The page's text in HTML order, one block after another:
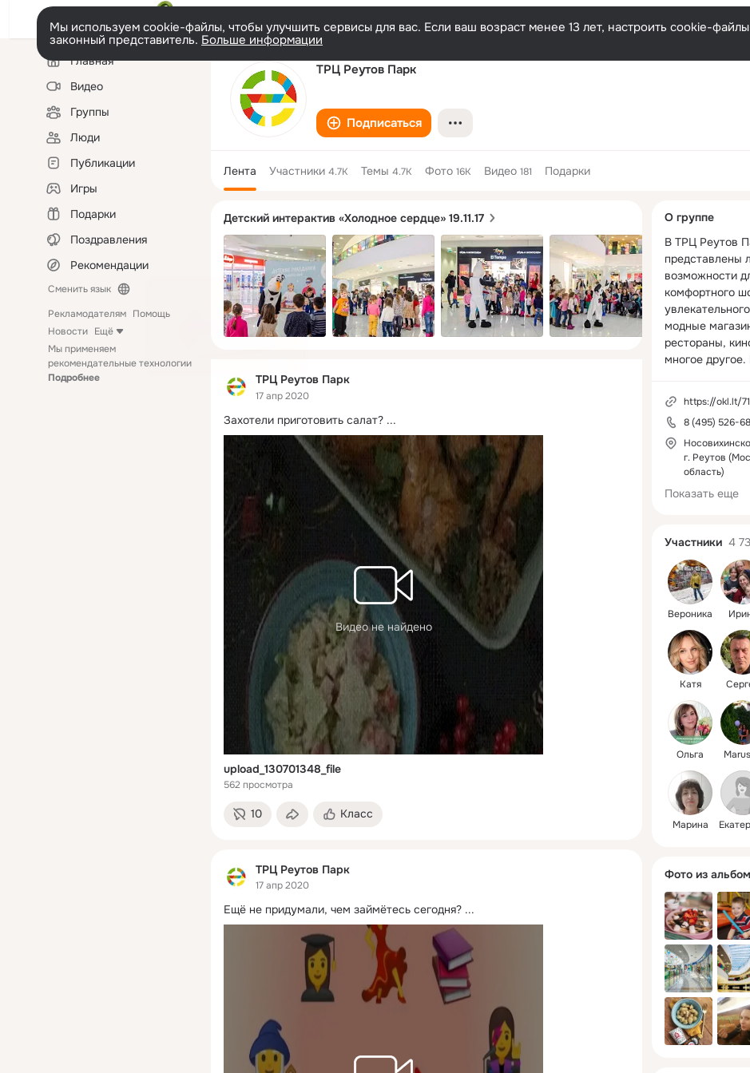
Мы используем cookie-файлы, чтобы улучшить сервисы для вас. Если ваш возраст менее 13 лет, настроить cookie-
законный представитель. Больше информации
Левая
колонкаГлавная
Видео
Группы
Люди
Публикации
Игры
Подарки
Поздравления
Рекомендации
Сменить язык
Рекламодателям Помощь
Новости Ещё
Мы применяем
рекомендательные технологии
Подробнее
ТРЦ Реутов Парк
Подписаться
Лента Участники 4.7K Темы 4.7K Фото 16K Видео 181 Подарки
Детский интерактив «Холодное сердце» 19.11.17
ТРЦ Реутов Парк
17 апр 2020
Захотели приготовить салат? ...
Видео не найдено
upload_130701348_file
562 просмотра
10 Класс
ТРЦ Реутов Парк
17 апр 2020
Ещё не придумали, чем займётесь сегодня? ...
колонка
О группе
В ТРЦ Реутов
представлены
возможности
комфортного
модные
рестораны,
многое
двухуровневая
парковка
бесплатно),
гардероб,
https://okl.lt/
8 (495) 526-
г. Реутов
область)
Показать еще
Участники 4
Вероника
Катя
Ольга
Марина
Фото из